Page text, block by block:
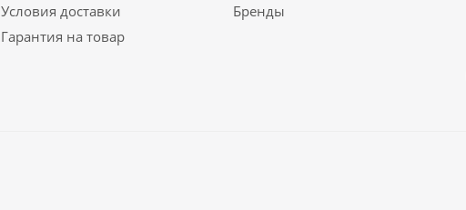
Условия доставки
Гарантия на товар
Бренды